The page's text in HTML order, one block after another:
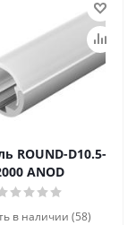
ROUND-D10.5-
ANOD
в наличии (58)